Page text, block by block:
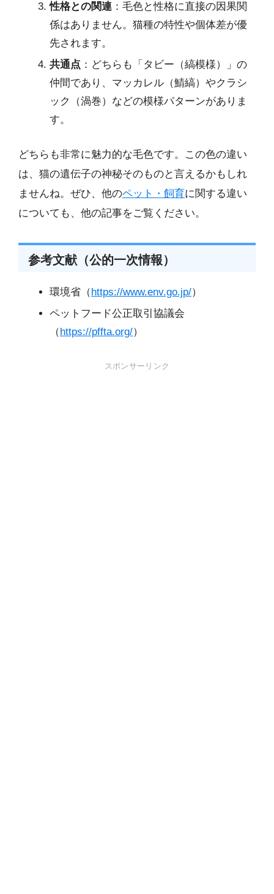
性格との関連 ：毛色と性格に直接の因果関
係はありません。猫種の特性や個体差が優
先されます。
共通点 ：どちらも「タビー（縞模様）」の
仲間であり、マッカレル（鯖縞）やクラシ
ック（渦巻）などの模様パターンがありま
す。
どちらも非常に魅力的な毛色です。この色の違い
は、猫の遺伝子の神秘そのものと言えるかもしれ
ませんね。ぜひ、他のペット・飼育に関する違い
についても、他の記事をご覧ください。
参考文献（公的一次情報）
環境省（https://www.env.go.jp/）
ペットフード公正取引協議会
（https://pffta.org/）
スポンサーリンク